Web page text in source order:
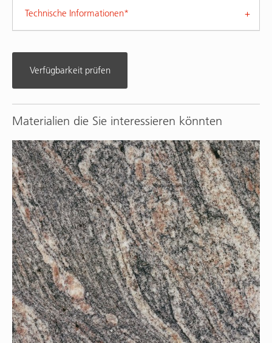
Technische Informationen*
Verfügbarkeit prüfen
Materialien die Sie interessieren könnten